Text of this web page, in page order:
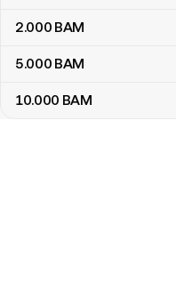
2.000 BAM
5.000 BAM
10.000 BAM